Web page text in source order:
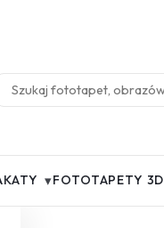
▾FOTOTAPETY 3D